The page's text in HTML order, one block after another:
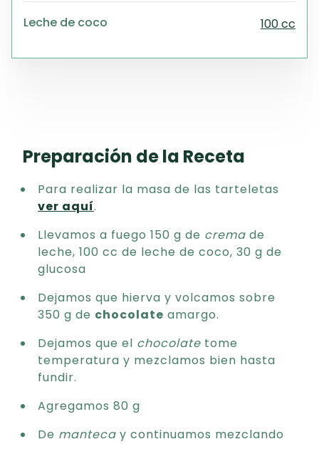
Leche de coco 100 cc
Preparación de la Receta
Para realizar la masa de las tarteletas
ver aquí.
Llevamos a fuego 150 g de crema de
leche, 100 cc de leche de coco, 30 g de
glucosa
Dejamos que hierva y volcamos sobre
350 g de chocolate amargo.
Dejamos que el chocolate tome
temperatura y mezclamos bien hasta
fundir.
Agregamos 80 g
De manteca y continuamos mezclando